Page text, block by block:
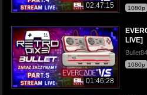
02:47:15 1080p
01:46:28
LIVE]
Bullet84
1080p